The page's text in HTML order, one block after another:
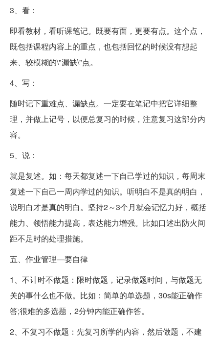
3、看：
即看教材，看听课笔记。既要有面，更要有点。这个点，
既包括课程内容上的重点，也包括回忆的时候没有想起
来、较模糊的\"漏缺\"点。
4、写：
随时记下重难点、漏缺点。一定要在笔记中把它详细整
理，并做上记号，以便总复习的时候，注意复习这部分内
容。
5、说：
就是复述。如：每天都复述一下自己学过的知识，每周末
复述一下自己一周内学过的知识。听明白不是真的明白，
说明白才是真的明白。坚持2～3个月就会记忆力好，概括
能力、领悟能力提高，表达能力增强。比如口述出防火间
距不足时的处理措施。
五、作业管理―要自律
1、不计时不做题：限时做题，记录做题时间，与做题无
关的事什么也不做。比如：简单的单选题，30s能正确作
答;很难的多选题，2分钟内能正确作答。
2、不复习不做题：先复习所学的内容，然后做题，不建